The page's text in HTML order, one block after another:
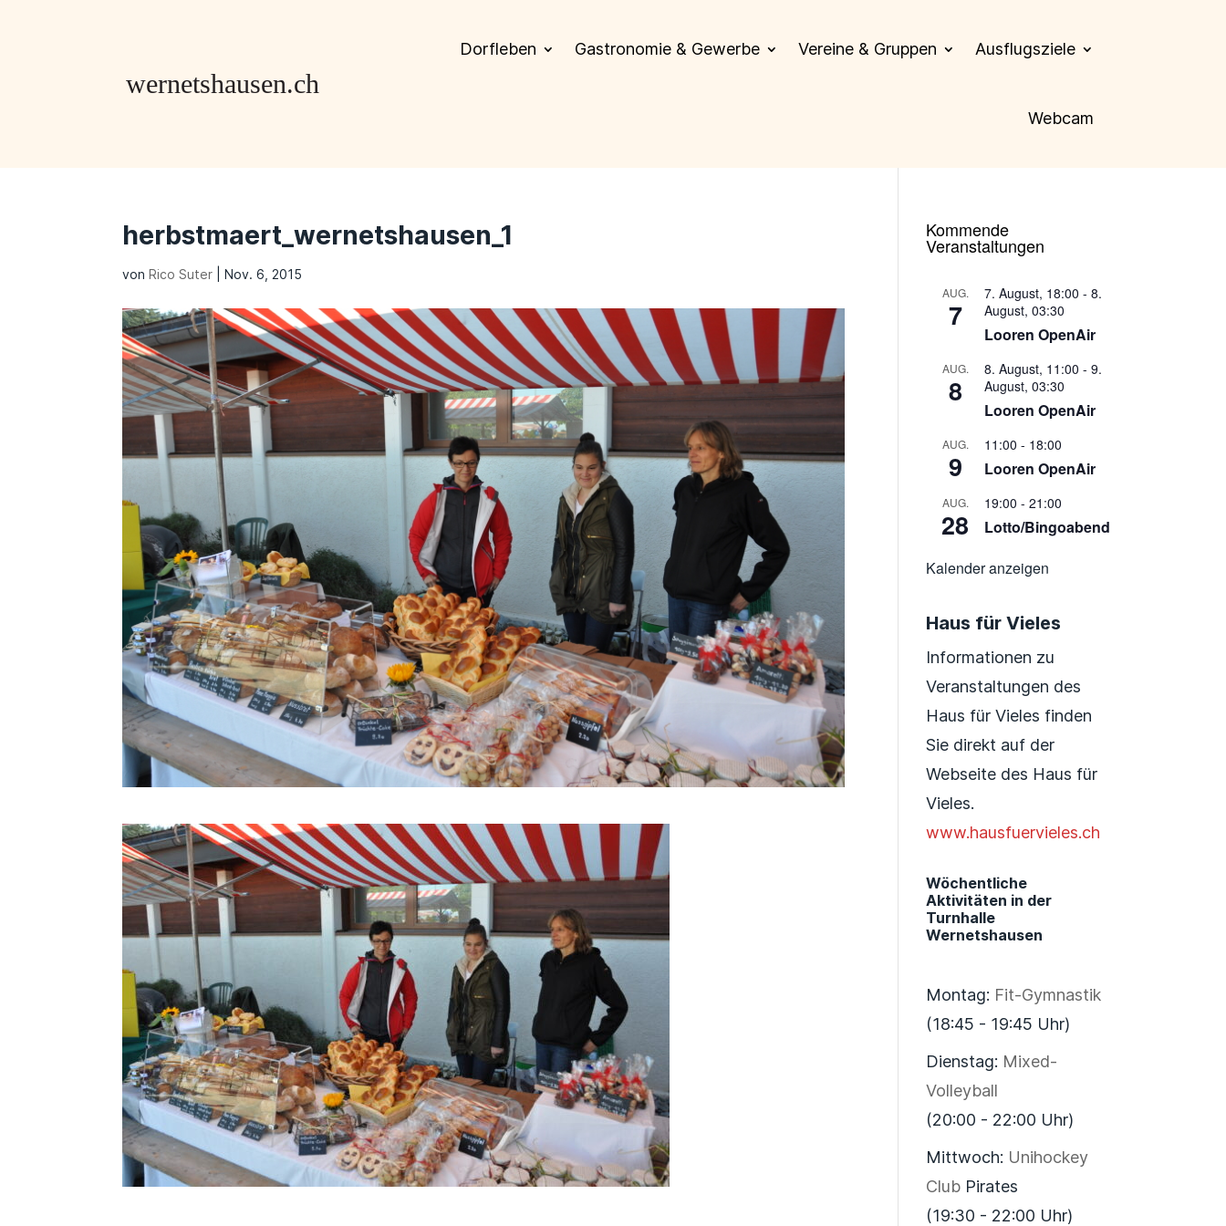
Dorfleben Gastronomie & Gewerbe Vereine & Gruppen Ausflugsziele
Webcam
herbstmaert_wernetshausen_1
vonRico Suter |Nov. 6, 2015
Kommende
Veranstaltungen
AUG.
7
7. August, 18:00 -8.
August, 03:30
Looren OpenAir
AUG.
8
8. August, 11:00 -9.
August, 03:30
Looren OpenAir
AUG.
9
11:00 - 18:00
Looren OpenAir
AUG.
28
19:00 -21:00
Lotto/Bingoabend
Kalender anzeigen
Haus für Vieles
Informationen zu
Veranstaltungen des
Haus für Vieles finden
Sie direkt auf der
Webseite des Haus für
Vieles.
www.hausfuervieles.ch
Wöchentliche
Aktivitäten in der
Turnhalle
Wernetshausen
Montag: Fit-Gymnastik
(18:45 - 19:45 Uhr)
Dienstag: Mixed-
Volleyball
(20:00 - 22:00 Uhr)
Mittwoch: Unihockey
Club Pirates
(19:30 - 22:00 Uhr)